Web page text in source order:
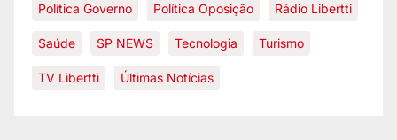
Política Governo Política Oposição Rádio Libertti
Saúde SP NEWS Tecnologia Turismo
TV Libertti Últimas Notícias